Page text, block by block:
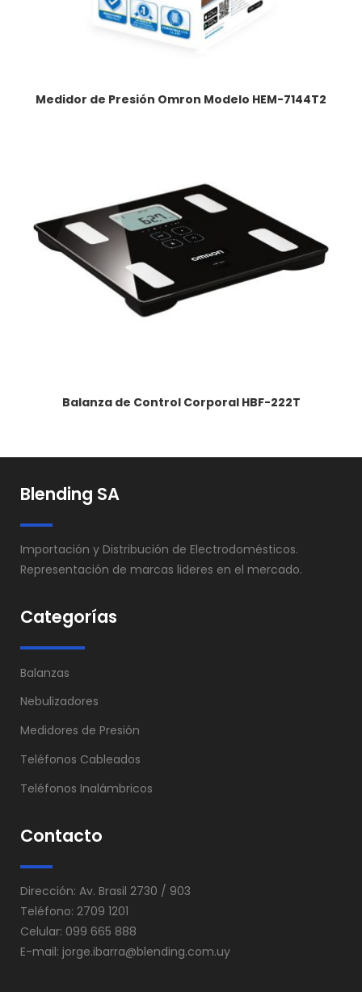
Medidor de Presión Omron Modelo HEM-7144T2
Balanza de Control Corporal HBF-222T
Blending SA
Importación y Distribución de Electrodomésticos.
Representación de marcas lideres en el mercado.
Categorías
Balanzas
Nebulizadores
Medidores de Presión
Teléfonos Cableados
Teléfonos Inalámbricos
Contacto
Dirección: Av. Brasil 2730 / 903
Teléfono: 2709 1201
Celular: 099 665 888
E-mail: jorge.ibarra@blending.com.uy